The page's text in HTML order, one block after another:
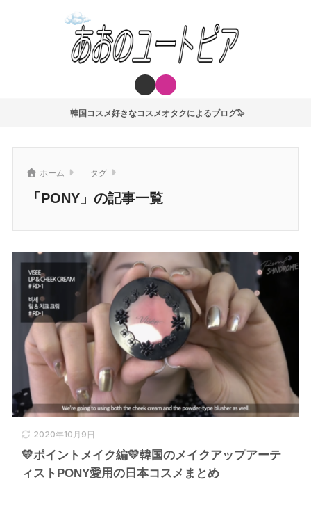
韓国コスメ好きなコスメオタクによるブログ🦭
ホーム タグ
「PONY」の記事一覧
2020年10月9日
💛ポイントメイク編💛韓国のメイクアップアーテ
ィストPONY愛用の日本コスメまとめ